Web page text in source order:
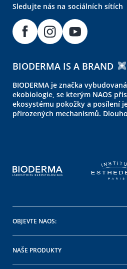
Sledujte nás na sociálních sítích
BIODERMA IS A BRAND
BIODERMA je značka
ekobiologie, se kterým NAOS
ekosystému pokožky a posílení
přirozených mechanismů.
OBJEVTE NAOS:
NAŠE PRODUKTY